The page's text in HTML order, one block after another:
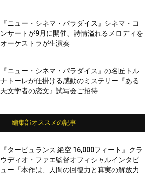
『ニュー・シネマ・パラダイス』シネマ・コ
ンサートが9月に開催、詩情溢れるメロディを
オーケストラが生演奏
『ニュー・シネマ・パラダイス』の名匠トル
ナトーレが仕掛ける感動のミステリー『ある
天文学者の恋文』試写会ご招待
編集部オススメの記事
『タービュランス 絶空 16,000フィート』クラ
ウディオ・ファエ監督オフィシャルインタビ
ュー「本作は、人間の回復力と真実の解放力